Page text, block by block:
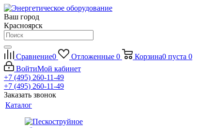
Ваш город
Красноярск
Сравнение0 Отложенные 0 Корзина0 пуста 0
ВойтиМой кабинет
+7 (495) 260-11-49
+7 (495) 260-11-49
Заказать звонок
Каталог